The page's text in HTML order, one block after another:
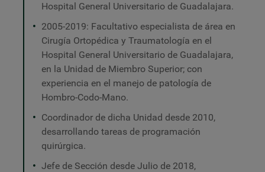
Hospital General Universitario de Guadalajara.
2005-2019: Facultativo especialista de área en
Cirugía Ortopédica y Traumatología en el
Hospital General Universitario de Guadalajara,
en la Unidad de Miembro Superior; con
experiencia en el manejo de patología de
Hombro-Codo-Mano.
Coordinador de dicha Unidad desde 2010,
desarrollando tareas de programación
quirúrgica.
Jefe de Sección desde Julio de 2018,